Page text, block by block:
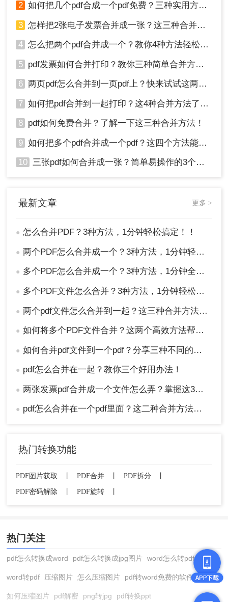
2 如何把几个pdf合成一个pdf免费？三种实用方法分享！
3 怎样把2张电子发票合并成一张？这三种合并方法学习一下!
4 怎么把两个pdf合并成一个？教你4种方法轻松完成合并！
5 pdf发票如何合并打印？教你三种简单合并方法！
6 两页pdf怎么合并到一页pdf上？快来试试这两种方法吧！
7 如何把pdf合并到一起打印？这4种合并方法了解一下！
8 pdf如何免费合并？了解一下这三种合并方法！
9 如何把多个pdf合并成一个pdf？这四个方法能帮助大家！
10 三张pdf如何合并成一张？简单易操作的3个方法！
最新文章 更多 >
● 怎么合并PDF？3种方法，1分钟轻松搞定！！
● 两个PDF怎么合并成一个？3种方法，1分钟轻松搞定！
● 多个PDF怎么合并成一个？3种方法，1分钟全搞定！！
● 多个PDF文件怎么合并？3种方法，1分钟轻松搞定！!
● 两个pdf文件怎么合并到一起？这三种合并方法超实用！
● 如何将多个PDF文件合并？这两个高效方法帮你解决！
● 如何合并pdf文件到一个pdf？分享三种不同的方法来帮助您轻松合并！
● pdf怎么合并在一起？教你三个好用办法！
● 两张发票pdf合并成一个文件怎么弄？掌握这3种方法轻松合并！
● pdf怎么合并在一个pdf里面？这二种合并方法了解下！
热门转换功能
PDF图片获取 PDF合并 PDF拆分
PDF密码解除
丨 PDF旋转 丨
热门关注
pdf怎么转换成word pdf怎么转换成jpg图片 word怎么转pdf
word转pdf 压缩图片 怎么压缩图片 pdf转word免费的软件
如何压缩图片 pdf解密 png转jpg pdf转换ppt